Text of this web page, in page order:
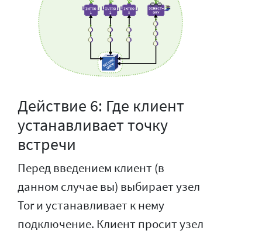
Действие 6: Где клиент
устанавливает точку
встречи
Перед введением клиент (в
данном случае вы) выбирает узел
Tor и устанавливает к нему
подключение. Клиент просит узел